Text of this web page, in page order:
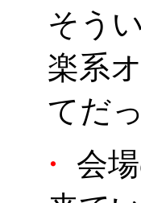
そう
楽系
てだ
・
会